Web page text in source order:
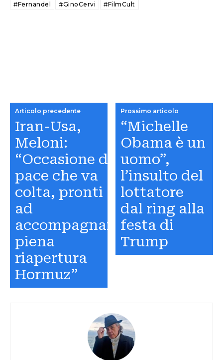
#Fernandel
#GinoCervi #FilmCult
Articolo precedente
Iran-Usa,
Meloni:
“Occasione di
pace che va
colta, pronti
ad
accompagnare
piena
riapertura
Hormuz”
Prossimo articolo
“Michelle
Obama è un
uomo”,
l’insulto del
lottatore
dal ring alla
festa di
Trump